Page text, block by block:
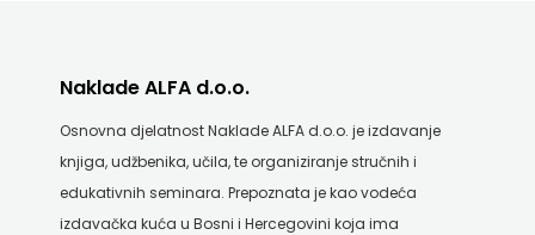
media
grupa
Naklade ALFA d.o.o.
Osnovna djelatnost Naklade ALFA d.o.o. je izdavanje
knjiga, udžbenika, učila, te organiziranje stručnih i
edukativnih seminara. Prepoznata je kao vodeća
izdavačka kuća u Bosni i Hercegovini koja ima